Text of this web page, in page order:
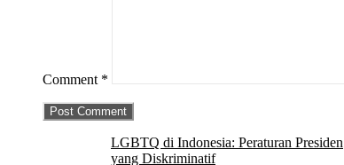
Comment *
LGBTQ di Indonesia: Peraturan Presiden
yang Diskriminatif